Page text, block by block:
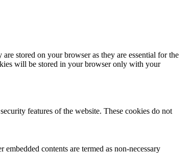
stored on your browser as they are essential for the
will be stored in your browser only with your
features of the website. These cookies do not
contents are termed as non-necessary